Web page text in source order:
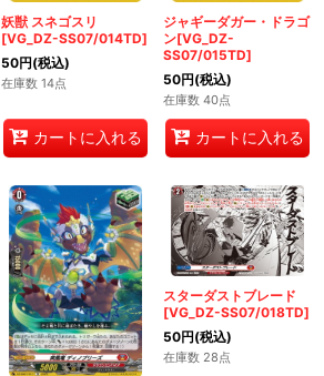
妖獣 スネゴスリ
[VG_DZ-SS07/014TD]
50円(税込)
在庫数 14点
カートに入れる
ジャギーダガー・ドラゴ
ン[VG_DZ-
SS07/015TD]
50円(税込)
在庫数 40点
カートに入れる
スターダストブレード
[VG_DZ-SS07/018TD]
50円(税込)
在庫数 28点